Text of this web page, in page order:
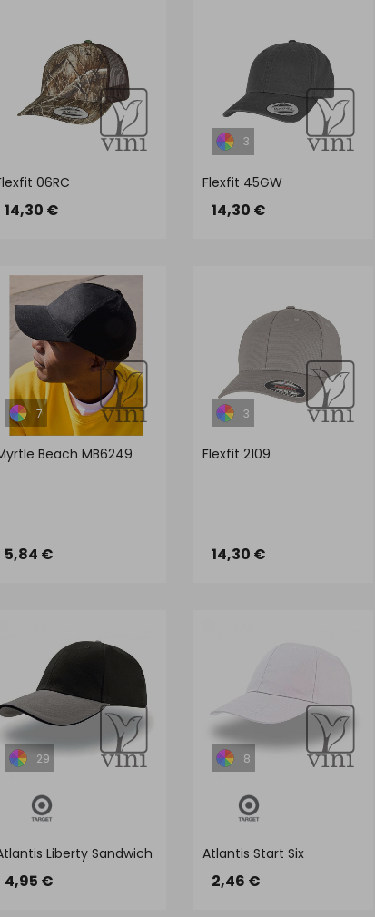
06RC
14,30 €
3
Flexfit 45GW
14,30 €
7
Beach MB6249
5,84 €
3
Flexfit 2109
14,30 €
29
Liberty Sandwich
4,95 €
8
Atlantis Start Six
2,46 €